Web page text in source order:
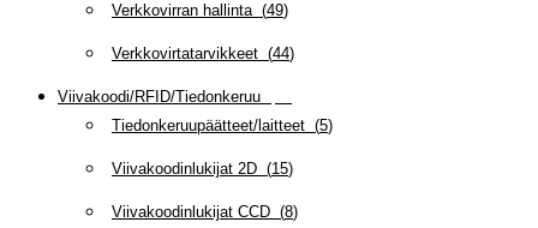
Verkkovirran hallinta(49)
Verkkovirtatarvikkeet (44)
Viivakoodi/RFID/Tiedonkeruu
Tiedonkeruupäätteet/laitteet (5)
Viivakoodinlukijat 2D (15)
Viivakoodinlukijat CCD (8)